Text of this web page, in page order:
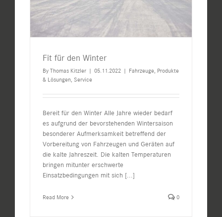
Fit für den Winter
By Thomas Kitzler | 05.11.2022 | Fahrzeuge, Produkte
& Lösungen, Service
Bereit für den Winter Alle Jahre wieder bedarf
es aufgrund der bevorstehenden Wintersaison
besonderer Aufmerksamkeit betreffend der
Vorbereitung von Fahrzeugen und Geräten auf
die kalte Jahreszeit. Die kalten Temperaturen
bringen mitunter erschwerte
Einsatzbedingungen mit sich [...]
Read More 0